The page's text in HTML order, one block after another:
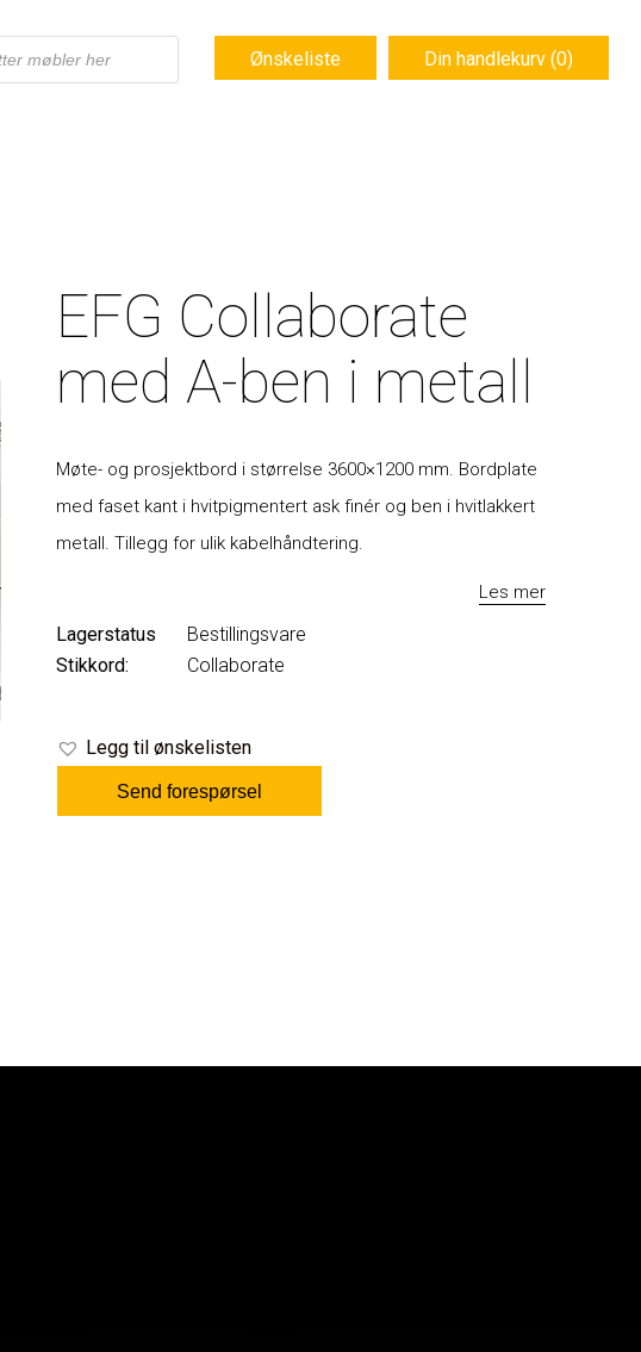
Din handlekurv (0)
Ønskeliste
EFG Collaborate
med A-ben i metall
Møte- og prosjektbord i størrelse 3600×1200 mm. Bordplate
med faset kant i hvitpigmentert ask finér og ben i hvitlakkert
metall. Tillegg for ulik kabelhåndtering.
Les mer
Lagerstatus
Bestillingsvare
Stikkord:
Collaborate
Legg til ønskelisten
Send forespørsel